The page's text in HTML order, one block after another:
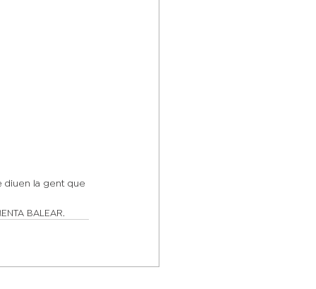
diuen la gent que
BALEAR.